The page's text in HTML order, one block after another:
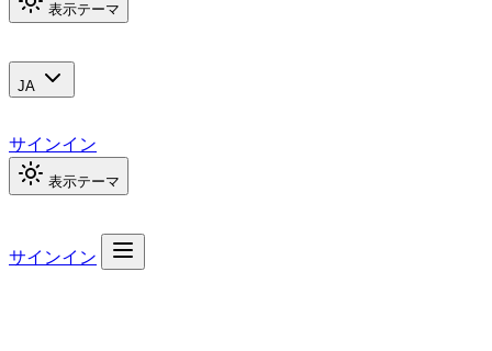
表示テーマ
JA
サインイン
表示テーマ
サインイン